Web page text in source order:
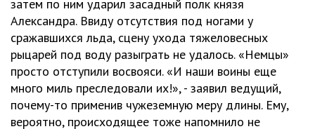
затем по ним ударил засадный полк князя
Александра. Ввиду отсутствия под ногами у
сражавшихся льда, сцену ухода тяжеловесных
рыцарей под воду разыграть не удалось. «Немцы»
просто отступили восвояси. «И наши воины еще
много миль преследовали их!», - заявил ведущий,
почему-то применив чужеземную меру длины. Ему,
вероятно, происходящее тоже напомнило не